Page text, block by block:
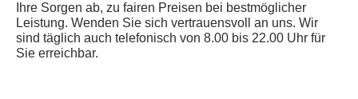
Ihre Sorgen ab, zu fairen Preisen bei bestmöglicher
Leistung. Wenden Sie sich vertrauensvoll an uns. Wir
sind täglich auch telefonisch von 8.00 bis 22.00 Uhr für
Sie erreichbar.